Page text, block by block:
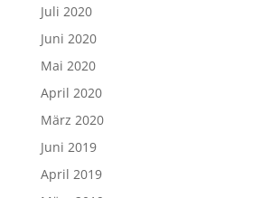
Juli 2020
Juni 2020
Mai 2020
April 2020
März 2020
Juni 2019
April 2019